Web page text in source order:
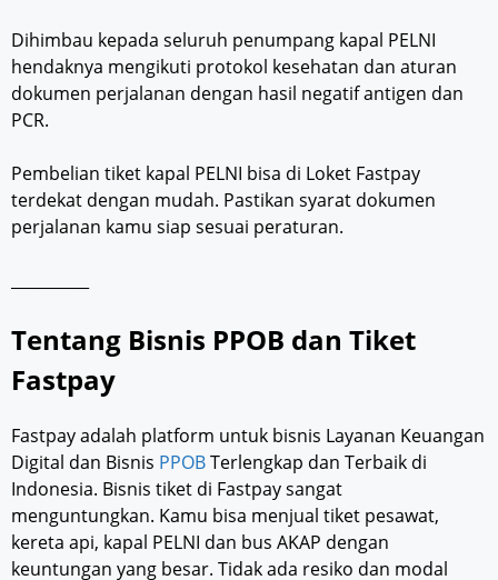
Dihimbau kepada seluruh penumpang kapal PELNI
hendaknya mengikuti protokol kesehatan dan aturan
dokumen perjalanan dengan hasil negatif antigen dan
PCR.
Pembelian tiket kapal PELNI bisa di Loket Fastpay
terdekat dengan mudah. Pastikan syarat dokumen
perjalanan kamu siap sesuai peraturan.
Tentang Bisnis PPOB dan Tiket
Fastpay
Fastpay adalah platform untuk bisnis Layanan Keuangan
Digital dan Bisnis PPOBTerlengkap dan Terbaik di
Indonesia. Bisnis tiket di Fastpay sangat
menguntungkan. Kamu bisa menjual tiket pesawat,
kereta api, kapal PELNI dan bus AKAP dengan
keuntungan yang besar. Tidak ada resiko dan modal